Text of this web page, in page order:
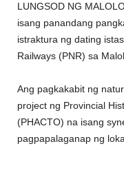
LUNGSOD NG
isang panandang
istraktura ng dating
Railways (PNR) sa
Ang pagkakabit ng
project ng Provincial
(PHACTO) na isang
pagpapalaganap ng